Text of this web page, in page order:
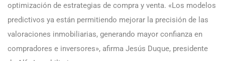
optimización de estrategias de compra y venta. «Los modelos
predictivos ya están permitiendo mejorar la precisión de las
valoraciones inmobiliarias, generando mayor confianza en
compradores e inversores», afirma Jesús Duque, presidente